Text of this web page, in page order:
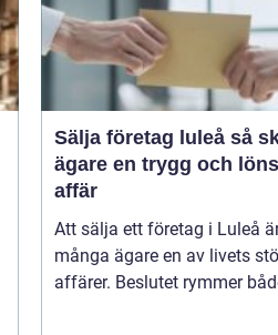
Sälja företag luleå så skapar
ägare en trygg och
affär
Att sälja ett företag i Luleå
många ägare en av livets
affärer. Beslutet rymmer